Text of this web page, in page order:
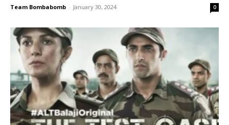
Team Bombabomb - January 30, 2024 0